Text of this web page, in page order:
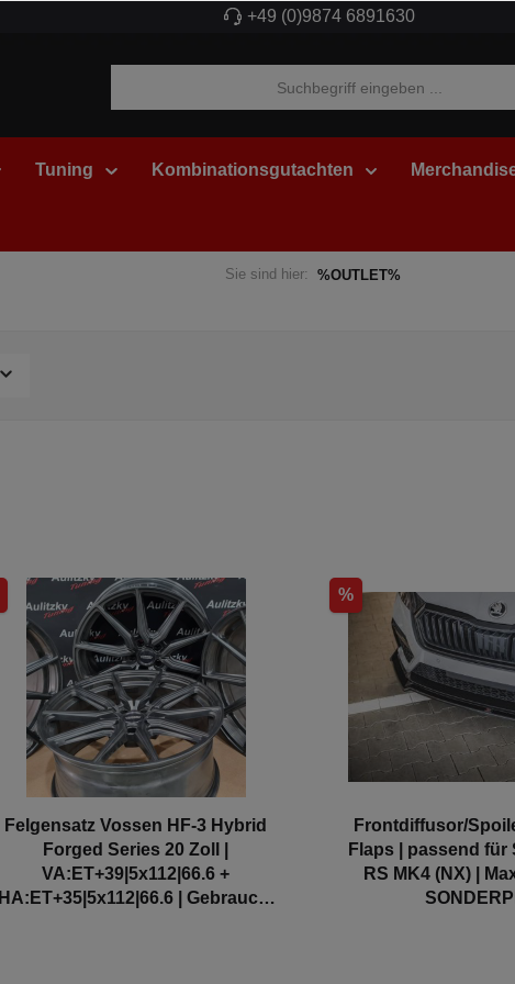
+49 (0)9874 6891630
Tuning Kombinationsgutachten
Sie sind hier: %OUTLET%
Felgensatz Vossen HF-3 Hybrid
Forged Series 20 Zoll |
VA:ET+39|5x112|66.6 +
HA:ET+35|5x112|66.6 | Gebraucht
%
Frontdiffusor/
Flaps | passend für
RS MK4 (NX) |